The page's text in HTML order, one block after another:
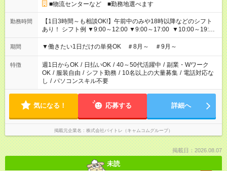
■物流センターなど ■勤務地選べます
勤務時間
【1日3時間～も相談OK!】午前中のみや18時以降などのシフト
あり！ シフト例 ▼9:00～12:00 ▼9:00～17:00 ▼10:00～19:00
▼18:00～21:00
期間 ▼働きたい1日だけの単発OK ＃8月～ ＃9月～
特徴 週1日からOK / 日払いOK / 40～50代活躍中 / 副業・Wワーク
OK / 服装自由 / シフト勤務 / 10名以上の大量募集 / 電話対応な
し / パソコンスキル不要
気になる！ 応募する 詳細へ
掲載元企業名 株式会社バイトレ（キャムコムグループ）
掲載日：2026.08.07
未読